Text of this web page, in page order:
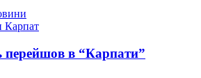
Карпат
перейшов в “Карпати”